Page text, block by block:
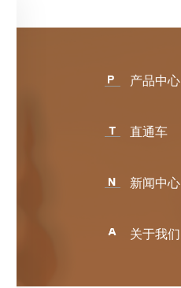
产品中心
直通车
新闻中心
关于我们